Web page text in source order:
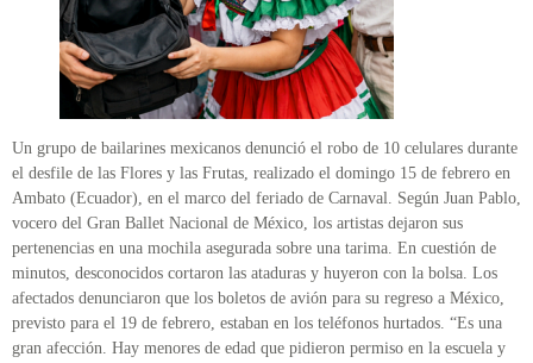
Un grupo de bailarines mexicanos denunció el robo de 10 celulares durante
el desfile de las Flores y las Frutas, realizado el domingo 15 de febrero en
Ambato (Ecuador), en el marco del feriado de Carnaval. Según Juan Pablo,
vocero del Gran Ballet Nacional de México, los artistas dejaron sus
pertenencias en una mochila asegurada sobre una tarima. En cuestión de
minutos, desconocidos cortaron las ataduras y huyeron con la bolsa. Los
afectados denunciaron que los boletos de avión para su regreso a México,
previsto para el 19 de febrero, estaban en los teléfonos hurtados. “Es una
gran afección. Hay menores de edad que pidieron permiso en la escuela y